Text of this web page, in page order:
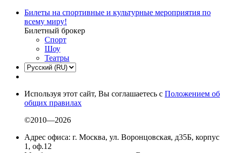
Билеты на спортивные и культурные мероприятия по
всему миру!
Билетный брокер
Спорт
Шоу
Театры
Используя этот сайт, Вы соглашаетесь с Положением об
общих правилах
©2010—2026
Адрес офиса: г. Москва, ул. Воронцовская, д35Б, корпус
1, оф.12